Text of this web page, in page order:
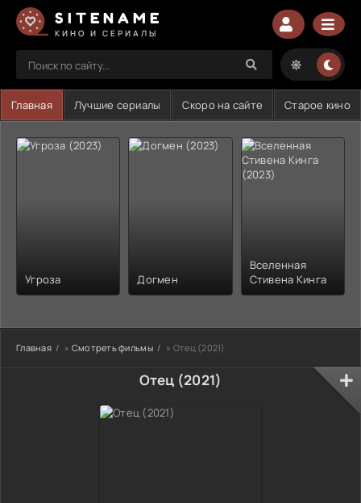
SITENAME
КИНО И СЕРИАЛЫ
Главная Лучшие сериалы Скоро на сайте Старое кино
Угроза Догмен
Вселенная
Стивена Кинга
Главная » Смотреть фильмы » Отец (2021)
Отец (2021)